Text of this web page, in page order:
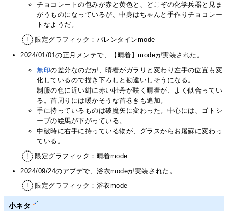
チョコレートの包みが赤と黄色と、どこぞの化学兵器と見ま
がうものになっているが、中身はちゃんと手作りチョコレー
トなようだ。
限定グラフィック：バレンタインmode
2024/01/01の正月メンテで、【晴着】modeが実装された。
無印の差分なのだが、晴着がガラリと変わり左手の位置も変
化しているので描き下ろしと勘違いしそうになる。
制服の色に近い紺に赤い牡丹が咲く晴着が、よく似合ってい
る。首周りには暖かそうな首巻きも追加。
手に持っているものは破魔矢に変わった。中心には、ゴトシ
ープの絵馬が下がっている。
中破時に右手に持っている物が、グラスからお屠蘇に変わっ
ている。
限定グラフィック：晴着mode
2024/09/24のアプデで、浴衣modeが実装された。
限定グラフィック：浴衣mode
小ネタ